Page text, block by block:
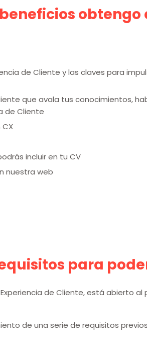
de Cliente y las claves para
que avala tus conocimientos,
de Cliente
CX
incluir en tu CV
nuestra web
para
de Cliente, está abierto
de una serie de requisitos